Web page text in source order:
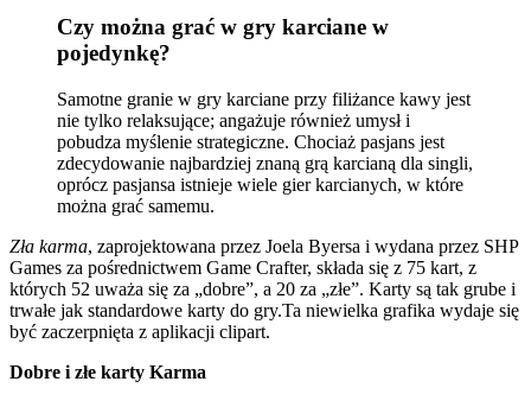
Czy można grać w gry karciane w
pojedynkę?
Samotne granie w gry karciane przy filiżance kawy jest
nie tylko relaksujące; angażuje również umysł i
pobudza myślenie strategiczne. Chociaż pasjans jest
zdecydowanie najbardziej znaną grą karcianą dla singli,
oprócz pasjansa istnieje wiele gier karcianych, w które
można grać samemu.
Zła karma, zaprojektowana przez Joela Byersa i wydana przez SHP
Games za pośrednictwem Game Crafter, składa się z 75 kart, z
których 52 uważa się za „dobre”, a 20 za „złe”. Karty są tak grube i
trwałe jak standardowe karty do gry.Ta niewielka grafika wydaje się
być zaczerpnięta z aplikacji clipart.
Dobre i złe karty Karma